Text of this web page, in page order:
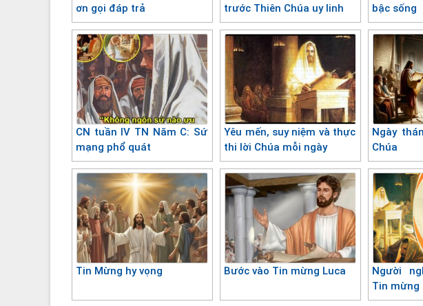
ơn gọi đáp trả
trước Thiên Chúa uy linh
bậc sống
CN tuần IV TN Năm C: Sứ
mạng phổ quát
Yêu mến, suy niệm và thực
thi lời Chúa mỗi ngày
Ngày
Chúa
Tin Mừng hy vọng Bước vào Tin mừng Luca
Người
Tin mừng